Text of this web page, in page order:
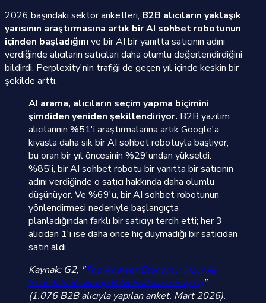
2026 başındaki sektör anketleri, B2B alıcıların yaklaşık
yarısının araştırmasına artık bir AI sohbet robotunun
içinden başladığını ve bir AI bir yanıtta satıcının adını
verdiğinde alıcıların satıcıları daha olumlu değerlendirdiğini
bildirdi. Perplexity'nin trafiği de geçen yıl içinde keskin bir
şekilde arttı.
AI arama, alıcıların seçim yapma biçimini
şimdiden yeniden şekillendiriyor. B2B yazılım
alıcılarının %51'i araştırmalarına artık Google'a
kıyasla daha sık bir AI sohbet robotuyla başlıyor;
bu oran bir yıl öncesinin %29'undan yükseldi.
%85'i, bir AI sohbet robotu bir yanıtta bir satıcının
adını verdiğinde o satıcı hakkında daha olumlu
düşünüyor. Ve %69'u, bir AI sohbet robotunun
yönlendirmesi nedeniyle başlangıçta
planladığından farklı bir satıcıyı tercih etti; her 3
alıcıdan 1'i ise daha önce hiç duymadığı bir satıcıdan
satın aldı.
Kaynak: G2, "The Answer Economy: How AI
Search Is Rewiring B2B Software Buying"
(1.076 B2B alıcıyla yapılan anket, Mart 2026).